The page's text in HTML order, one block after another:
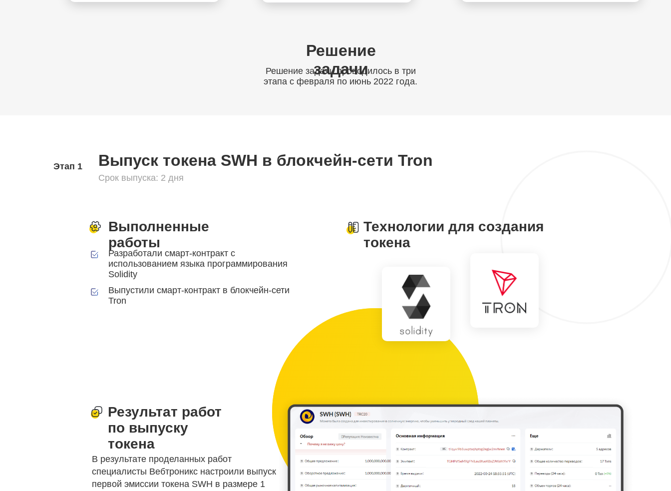
Этап 1 Выпуск токена SWH в блокчейн-сети Tron
Срок выпуска: 2 дня
Решение
задачи
Решение задачи проводилось в три
этапа с февраля по июнь 2022 года.
Выполненные
работы
Технологии для создания
токена
В результате проделанных работ
специалисты Вебтроникс настроили выпуск
первой эмиссии токена SWH в размере 1
Результат работ
по выпуску
токена
Разработали смарт-контракт с
использованием языка программирования
Solidity
Выпустили смарт-контракт в блокчейн-сети
Tron